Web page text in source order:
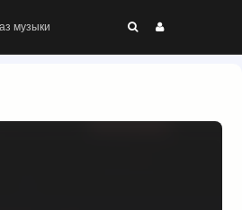
музыки